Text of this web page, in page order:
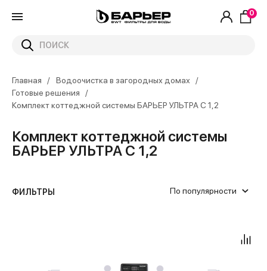
0
Главная
Водоочистка в загородных домах
Готовые решения
Комплект коттеджной системы БАРЬЕР УЛЬТРА C 1,2
Комплект коттеджной системы
БАРЬЕР УЛЬТРА C 1,2
ФИЛЬТРЫ По популярности